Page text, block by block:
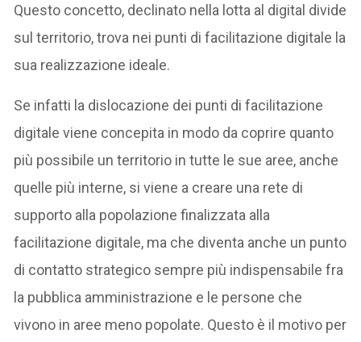
Questo concetto, declinato nella lotta al digital divide
sul territorio, trova nei punti di facilitazione digitale la
sua realizzazione ideale.
Se infatti la dislocazione dei punti di facilitazione
digitale viene concepita in modo da coprire quanto
più possibile un territorio in tutte le sue aree, anche
quelle più interne, si viene a creare una rete di
supporto alla popolazione finalizzata alla
facilitazione digitale, ma che diventa anche un punto
di contatto strategico sempre più indispensabile fra
la pubblica amministrazione e le persone che
vivono in aree meno popolate. Questo è il motivo per